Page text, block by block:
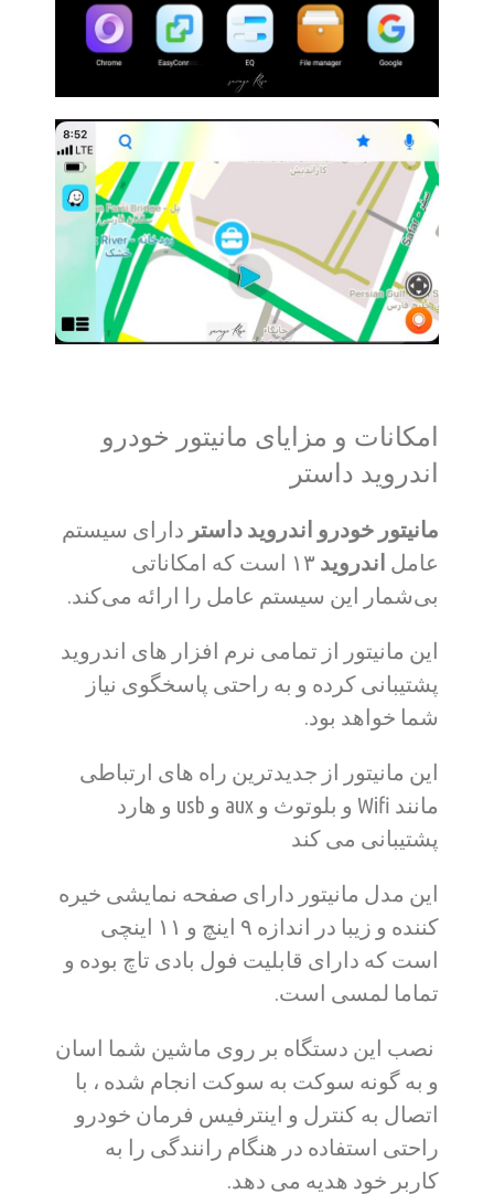
امکانات و مزایای مانیتور خودرو
اندروید داستر
مانیتور خودرو اندروید داستر دارای سیستم
عامل اندروید
است که امکاناتی
بی‌شمار این سیستم عامل را ارائه می‌کند.
این مانیتور از تمامی نرم افزار های اندروید
پشتیبانی کرده و به راحتی پاسخگوی نیاز
شما خواهد بود.
این مانیتور از جدیدترین راه های ارتباطی
مانند Wifi و بلوتوث و aux و usb و هارد
پشتیبانی می کند
این مدل مانیتور دارای صفحه نمایشی خیره
کننده و زیبا در اندازه ۹ اینچ و ۱۱ اینچی
است که دارای قابلیت فول بادی تاچ بوده و
تماما لمسی است.
نصب این دستگاه بر روی ماشین شما اسان
و به گونه سوکت به سوکت انجام شده ، با
اتصال به کنترل و اینترفیس فرمان خودرو
راحتی استفاده در هنگام رانندگی را به
کاربر خود هدیه می دهد.